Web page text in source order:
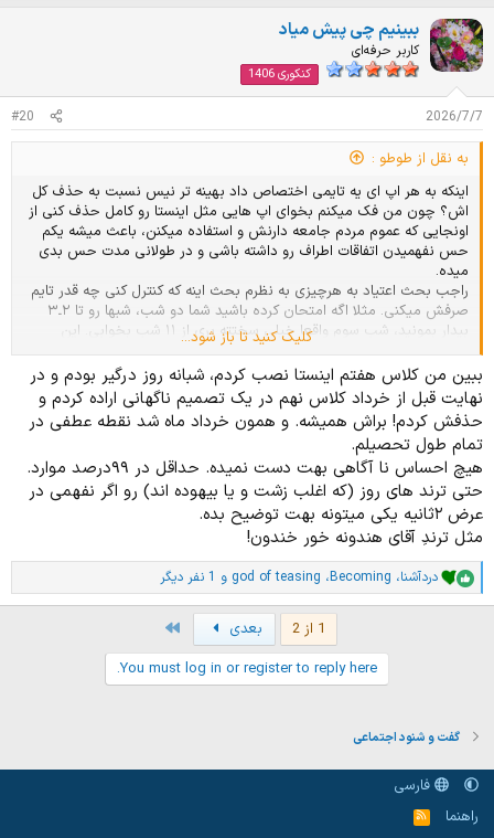
ت
ی
ا
ز
ت
:
ببینیم چی پیش میاد
کاربر حرفه‌ای
کنکوری 1406
2026/7/7
#20
به نقل از طوطو :
اینکه به هر اپ ای یه تایمی اختصاص داد بهینه تر نیس نسبت به حذف کل
اش؟ چون من فک میکنم بخوای اپ هایی مثل اینستا رو کامل حذف کنی از
اونجایی که عموم مردم جامعه دارنش و استفاده میکنن، باعث میشه یکم
حس نفهمیدن اتفاقات اطراف رو داشته باشی و در طولانی مدت حس بدی
میده.
راجب بحث اعتیاد به هرچیزی به نظرم بحث اینه که کنترل کنی چه قدر تایم
صرفش میکنی. مثلا اگه امتحان کرده باشید شما دو شب، شبها رو تا ۲ـ۳
بیدار بمونید، شب سوم واقعا خیلی سختته بری از ۱۱ شب بخوابی. این
همون اعتیاد یا عادت به شب بیداری میشه. یا دو روز مثلا تایم خواب ظهرت
زیاد باشه ، روز سوم سختته که خودتو راضی کنی زیاد نخوابی. در نتیجه فک
میکنم راجب همه گزینه ها شاید نقش تایم بندی و کنترل خود روی مقید
بودن به اون تایم، مطرح تر و مفیدتر باشه تا نداشتن یا حذف یه گزینه. البته
همه این مطلب رو من به عنوان فکر یه کاربر مجازی دارم میگم و پشتوانه
علمی مثل ارائه یه مقاله راجبش ندارم.
کلیک کنید تا باز شود...
ببین من کلاس هفتم اینستا نصب کردم، شبانه روز درگیر بودم و در
نهایت قبل از خرداد کلاس نهم در یک تصمیم ناگهانی اراده کردم و
حذفش کردم! براش همیشه. و همون خرداد ماه شد نقطه عطفی در
تمام طول تحصیلم.
هیچ احساس نا آگاهی بهت دست نمیده. حداقل در ۹۹درصد موارد.
حتی ترند های روز (که اغلب زشت و یا بیهوده اند) رو اگر نفهمی در
عرض ۲ثانیه یکی میتونه بهت توضیح بده.
مثل ترندِ آقای هندونه خور خندون!
ا
م
دردآشنا، Becoming، god of teasing و 1 نفر دیگر
1 از 2 بعدی
You must log in or register to reply here.
گفت و شنود اجتماعی
فارسی
راهنما
خ
و